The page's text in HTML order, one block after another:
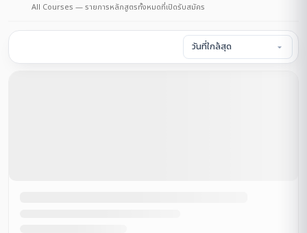
All Courses — รายการหลักสูตรทั้งหมดที่เปิดรับสมัคร